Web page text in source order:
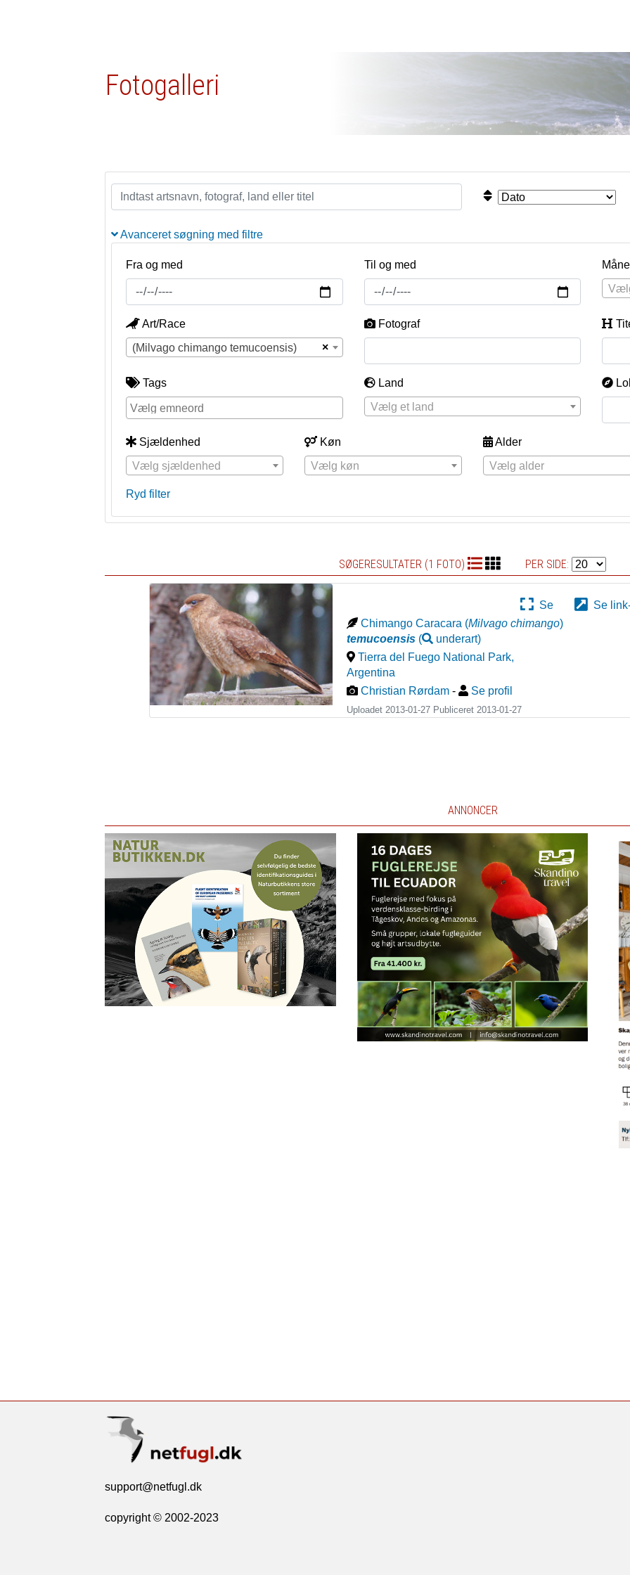
Fotogalleri
Avanceret søgning med filtre
Fra og med Til og med
Art/Race
×
(Milvago chimango temucoensis)
Fotograf
Tags
Land
Vælg et land
Sjældenhed
Vælg sjældenhed
Køn
Vælg køn
Alder
Vælg alder
Ryd filter
SØGERESULTATER (1 FOTO) PER SIDE:
Se
Se
Chimango Caracara (Milvago chimango)
temucoensis ( underart)
Tierra del Fuego National Park,
Argentina
Christian Rørdam - Se profil
Uploadet 2013-01-27 Publiceret2013-01-27
ANNONCER
support@netfugl.dk
copyright © 2002-2023